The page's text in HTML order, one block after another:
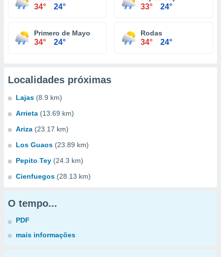
34° 24° 33° 24°
Primero de Mayo
34° 24°
Rodas
34° 24°
Localidades próximas
Lajas (8.9 km)
Arrieta (13.69 km)
Ariza (23.17 km)
Los Guaos (23.89 km)
Pepito Tey (24.3 km)
Cienfuegos (28.13 km)
O tempo...
PDF
mais informações